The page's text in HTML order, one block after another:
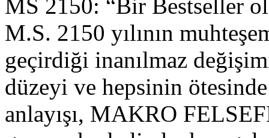
MS 2150: “Bir Bestseller
M.S. 2150 yılının
geçirdiği inanılmaz
düzeyi ve hepsinin
anlayışı, MAKRO